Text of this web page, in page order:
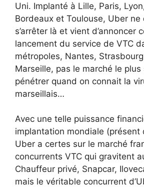
Uni. Implanté à Lille, Paris,
Bordeaux et Toulouse, Uber ne
s’arrêter là et vient d’annoncer
lancement du service de VTC
métropoles, Nantes,
Marseille, pas le marché le plus
pénétrer quand on connait la
marseillais…
Avec une telle puissance
implantation mondiale (présent
Uber a certes sur le marché
concurrents VTC qui gravitent
Chauffeur privé, Snapcar,
mais le véritable concurrent